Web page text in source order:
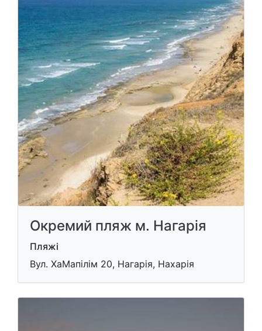
Окремий пляж м. Нагарія
Пляжі
Вул. ХаМапілім 20, Нагарія, Нахарія